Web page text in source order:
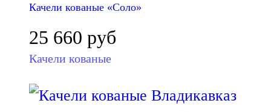
Качели кованые «Соло»
25 660 руб
Качели кованые